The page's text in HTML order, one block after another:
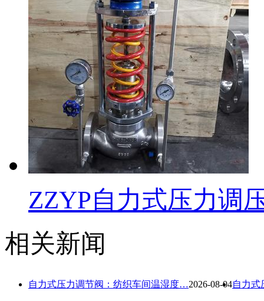
ZZYP自力式压力调
相关新闻
2026-08-04
自力式压力调节阀：纺织车间温湿度… 自力